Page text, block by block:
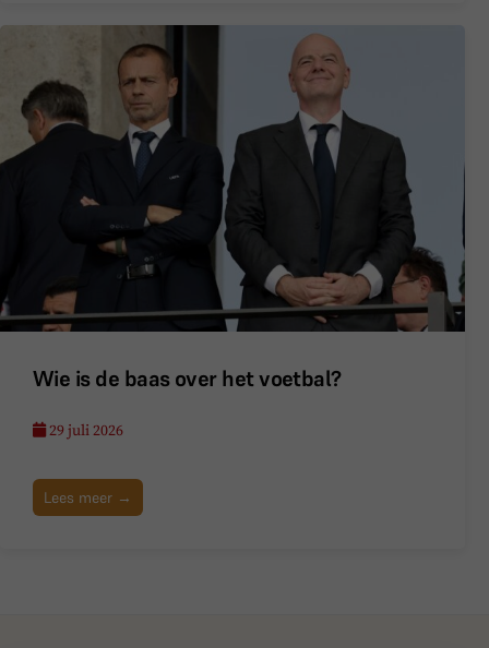
Wie is de baas over het voetbal?
29 juli 2026
Lees meer →